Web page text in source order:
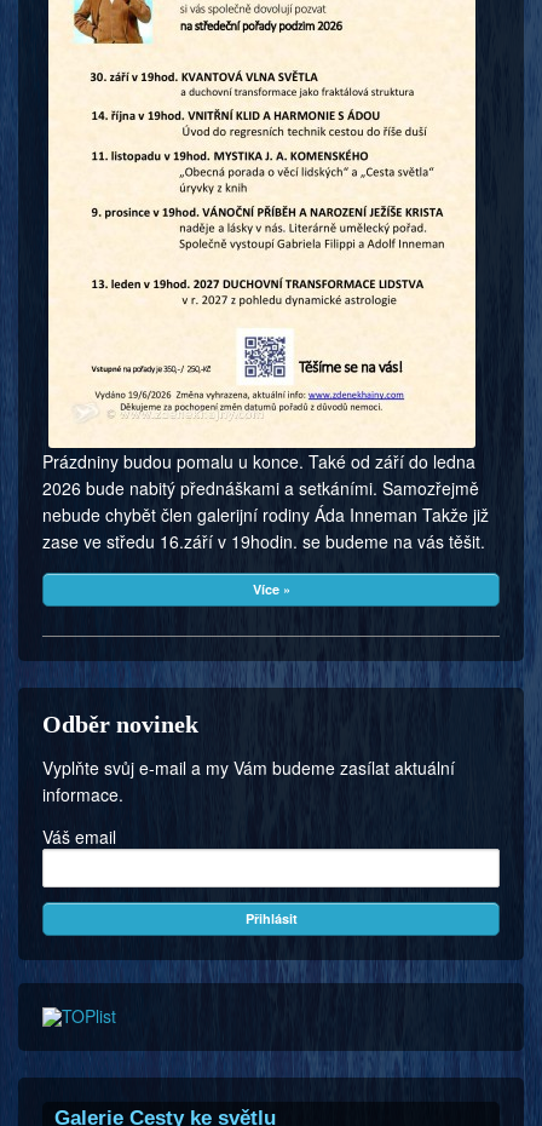
Prázdniny budou pomalu u konce. Také od září do ledna
2026 bude nabitý přednáškami a setkáními. Samozřejmě
nebude chybět člen galerijní rodiny Áda Inneman Takže již
zase ve středu 16.září v 19hodin. se budeme na vás těšit.
Více »
Odběr novinek
Vyplňte svůj e-mail a my Vám budeme zasílat aktuální
informace.
Váš email
Galerie Cesty ke světlu